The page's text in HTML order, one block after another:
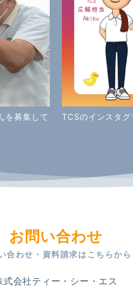
を募集して
TCSのインスタ
お問い合わせ
合わせ・資料請求はこちらから
式会社ティー・シー・エス